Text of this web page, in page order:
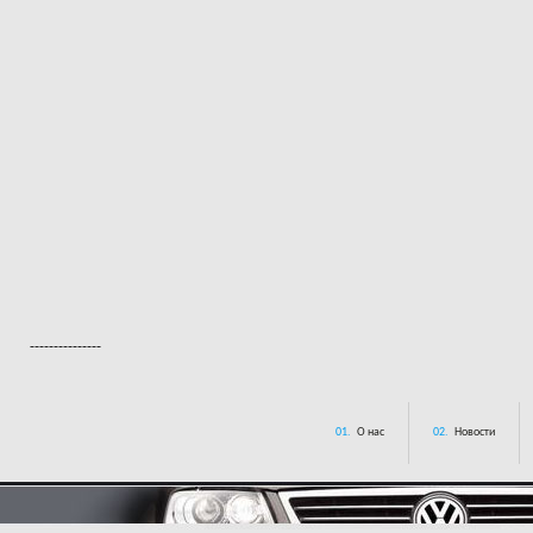
---------------
01. О нас 02. Новости